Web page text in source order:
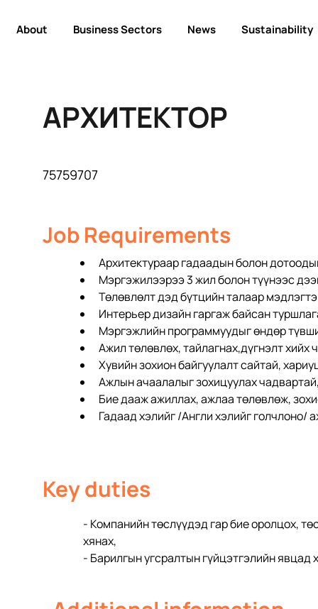
About Business Sectors News Sustainability
АРХИТЕКТОР
75759707
Job Requirements
Архитектураар гадаадын болон
Мэргэжилээрээ 3 жил болон түүнээс
Төлөвлөлт дэд бүтцийн талаар
Интерьер дизайн гаргаж байсан
Мэргэжлийн программуудыг өндөр
Ажил төлөвлөх, тайлагнах,дүгнэлт хийх
Хувийн зохион байгуулалт сайтай,
Ажлын ачаалалыг зохицуулах
Бие дааж ажиллах, ажлаа төлөвлөж,
Гадаад хэлийг /Англи хэлийг голчлоно/
Key duties
- Компанийн төслүүдэд гар бие оролцох,
хянах,
- Барилгын угсралтын гүйцэтгэлийн явцад